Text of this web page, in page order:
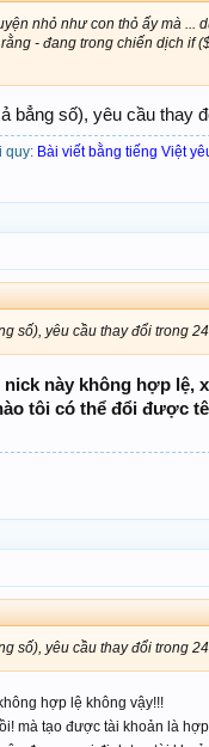
nhỏ như con thỏ ấy mà
- đang trong chiến dịch if
bẳng số), yêu cầu thay
quy: Bài viết bằng tiếng Việt
số), yêu cầu thay đổi trong
nick này không hợp lệ,
tôi có thể đổi được
số), yêu cầu thay đổi trong
hợp lệ không vậy!!!
mà tạo được tài khoản là